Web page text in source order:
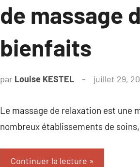
de massage
bienfaits
par Louise KESTEL juillet 29,
Le massage de relaxation est une
nombreux établissements de
Continuer la lecture